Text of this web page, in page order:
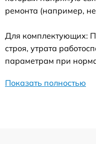
ремонта (например,
Для комплектующих:
строя, утрата
параметрам при
Показать полностью